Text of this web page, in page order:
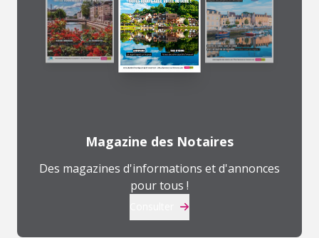
Magazine des Notaires
Des magazines d'informations et d'annonces
pour tous !